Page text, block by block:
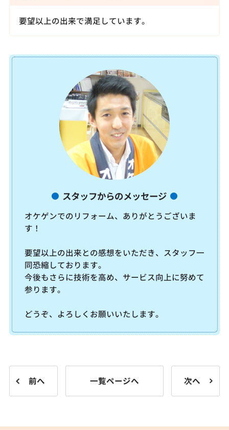
要望以上の出来で満足しています。
スタッフからのメッセージ
オケゲンでのリフォーム、ありがとうございま
す！
要望以上の出来との感想をいただき、スタッフ一
同恐縮しております。
今後もさらに技術を高め、サービス向上に努めて
参ります。
どうぞ、よろしくお願いいたします。
前へ 一覧ページへ 次へ